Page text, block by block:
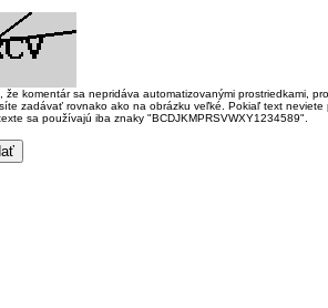
že komentár sa nepridáva automatizovanými prostriedkami,
zadávať rovnako ako na obrázku veľké. Pokiaľ text
sa používajú iba znaky "BCDJKMPRSVWXY1234589".